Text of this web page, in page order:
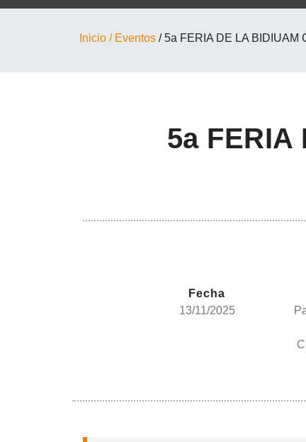
Inicio / Eventos / 5a FERIA DE LA BIDIUAM
5a FERIA
Fecha
13/11/2025